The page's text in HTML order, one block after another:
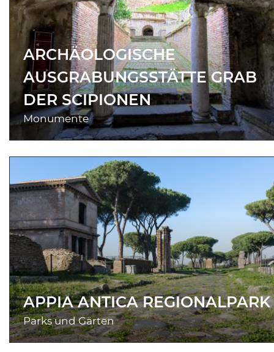
ARCHÄOLOGISCHE
AUSGRABUNGSSTÄTTE GRAB
DER SCIPIONEN
Monumente
APPIA ANTICA REGIONALPARK
Parks und Gärten